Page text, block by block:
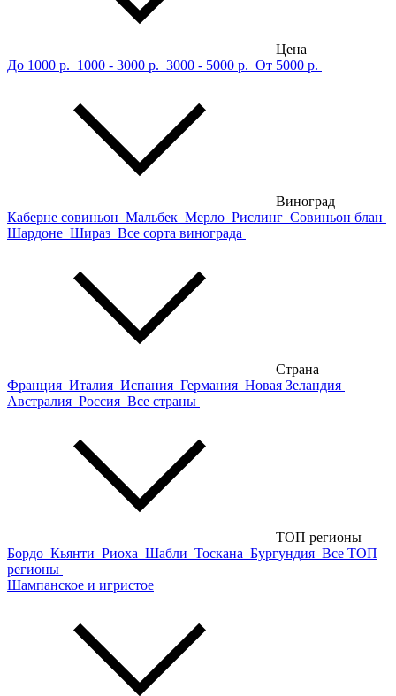
Цена
До 1000 р. 1000 - 3000 р. 3000 - 5000 р. От 5000 р.
Виноград
Каберне совиньон Мальбек Мерло Рислинг Совиньон блан
Шардоне Шираз Все сорта винограда
Страна
Франция Италия Испания Германия Новая Зеландия
Австралия Россия Все страны
ТОП регионы
Бордо Кьянти Риоха Шабли Тоскана Бургундия Все ТОП
регионы
Шампанское и игристое